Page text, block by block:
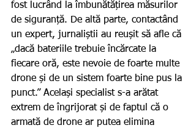
fost lucrând la îmbunătățirea măsurilor
de siguranță. De altă parte, contactând
un expert, jurnaliștii au reușit să afle că
„dacă bateriile trebuie încărcate la
fiecare oră, este nevoie de foarte multe
drone și de un sistem foarte bine pus la
punct.” Același specialist s-a arătat
extrem de îngrijorat și de faptul că o
armată de drone ar putea elimina